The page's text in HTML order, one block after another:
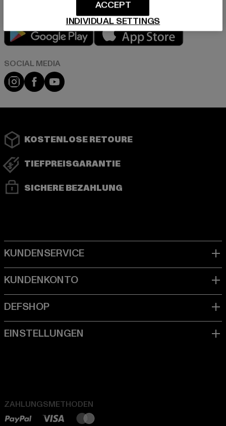
Play market
Instagram
FacebookYouTube
KOSTENLOSE RETOURE
TIEFPREISGARANTIE
SICHERE BEZAHLUNG
ZAHLUNGSMETHODEN
INDIVIDUAL SETTINGS
ACCEPT